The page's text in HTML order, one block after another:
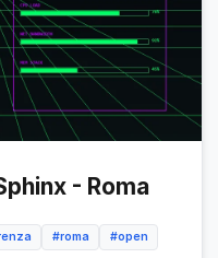
- Roma
#roma #open